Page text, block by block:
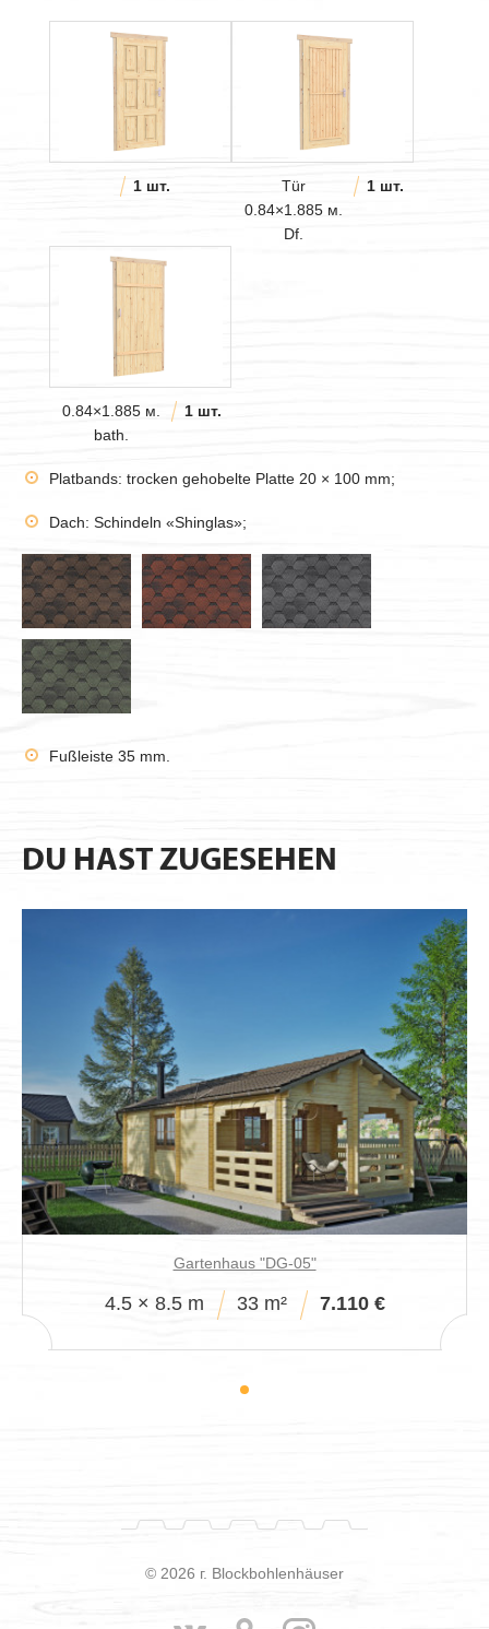
1 шт.
Tür
0.84×1.885 м.
Df.
1 шт.
0.84×1.885 м.
bath.
1 шт.
Platbands: trocken gehobelte Platte 20 × 100 mm;
Dach: Schindeln «Shinglas»;
Fußleiste 35 mm.
DU HAST ZUGESEHEN
Gartenhaus "DG-05"
4.5 × 8.5 m 33 m² 7.110 €
© 2026 г. Blockbohlenhäuser